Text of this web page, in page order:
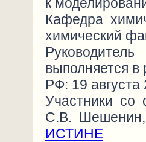
Кафедра
химический
выполняется в
РФ: 19
Участники со
С.В.
ИСТИНЕ